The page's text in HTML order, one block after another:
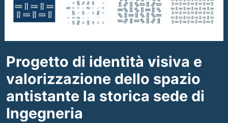
Progetto di identità visiva e
valorizzazione dello spazio
antistante la storica sede di
Ingegneria